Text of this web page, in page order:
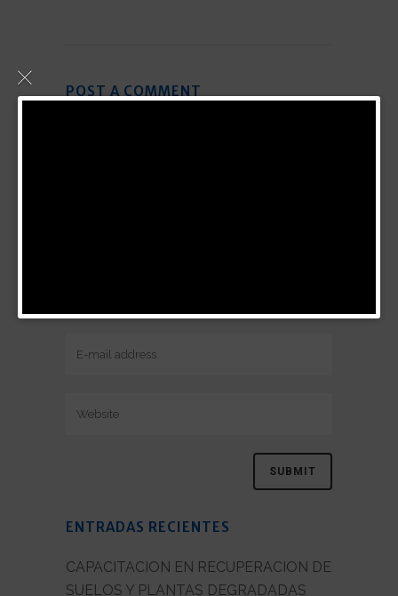
POST A COMMENT
ENTRADAS RECIENTES
CAPACITACION EN RECUPERACION DE
SUELOS Y PLANTAS DEGRADADAS